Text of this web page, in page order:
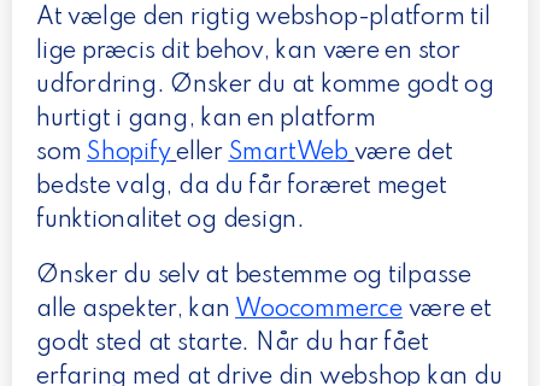
At vælge den rigtig webshop-platform til
lige præcis dit behov, kan være en stor
udfordring. Ønsker du at komme godt og
hurtigt i gang, kan en platform
som Shopify eller SmartWeb være det
bedste valg, da du får foræret meget
funktionalitet og design.
Ønsker du selv at bestemme og tilpasse
alle aspekter, kan Woocommercevære et
godt sted at starte. Når du har fået
erfaring med at drive din webshop kan du